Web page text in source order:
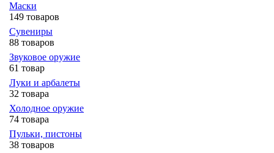
Маски
149 товаров
Сувениры
88 товаров
Звуковое оружие
61 товар
Луки и арбалеты
32 товара
Холодное оружие
74 товара
Пульки, пистоны
38 товаров